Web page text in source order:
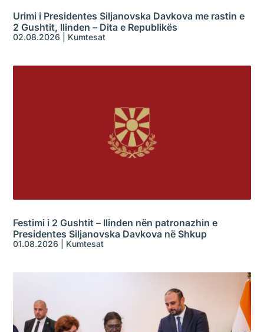
Urimi i Presidentes Siljanovska Davkova me rastin e
2 Gushtit, Ilinden – Dita e Republikës
02.08.2026 Kumtesat
Festimi i 2 Gushtit – Ilinden nën patronazhin e
Presidentes Siljanovska Davkova në Shkup
01.08.2026 Kumtesat